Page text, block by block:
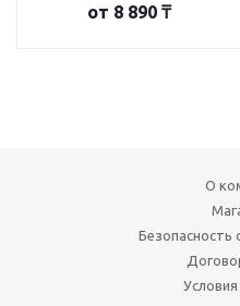
от 8 890 ₸
О
Безопасность